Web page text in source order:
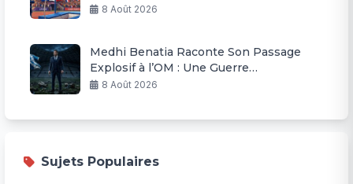
8 Août 2026
Medhi Benatia Raconte Son Passage
Explosif à l’OM : Une Guerre
Permanente
8 Août 2026
Sujets Populaires